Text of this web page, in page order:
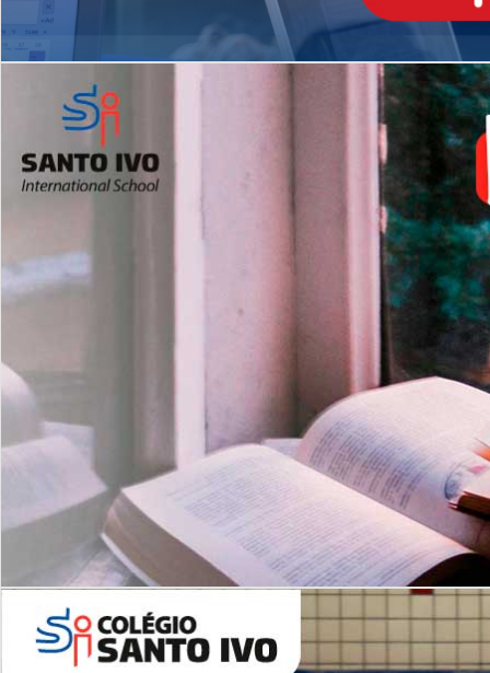
Matrículas Abertas 2026
Leituras Literárias
2º AO 5º ANO FUNDAMENTAL
es
Com imersão Bilingue - Anos
Finais
6º AO 9º ANO FUNDAMENTAL
Inglês: Turmas Reduzidas
(Proficiência)